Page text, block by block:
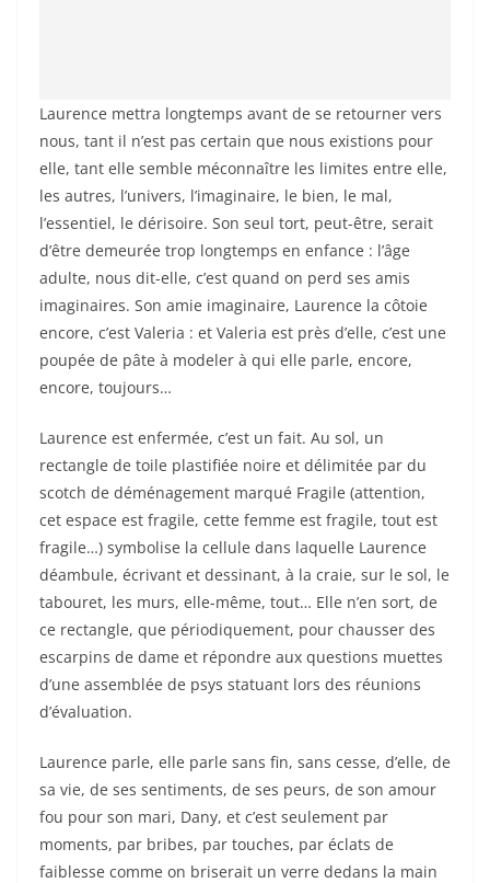
Laurence mettra longtemps avant de se retourner vers
nous, tant il n’est pas certain que nous existions pour
elle, tant elle semble méconnaître les limites entre elle,
les autres, l’univers, l’imaginaire, le bien, le mal,
l’essentiel, le dérisoire. Son seul tort, peut-être, serait
d’être demeurée trop longtemps en enfance : l’âge
adulte, nous dit-elle, c’est quand on perd ses amis
imaginaires. Son amie imaginaire, Laurence la côtoie
encore, c’est Valeria : et Valeria est près d’elle, c’est une
poupée de pâte à modeler à qui elle parle, encore,
encore, toujours…
Laurence est enfermée, c’est un fait. Au sol, un
rectangle de toile plastifiée noire et délimitée par du
scotch de déménagement marqué Fragile (attention,
cet espace est fragile, cette femme est fragile, tout est
fragile…) symbolise la cellule dans laquelle Laurence
déambule, écrivant et dessinant, à la craie, sur le sol, le
tabouret, les murs, elle-même, tout… Elle n’en sort, de
ce rectangle, que périodiquement, pour chausser des
escarpins de dame et répondre aux questions muettes
d’une assemblée de psys statuant lors des réunions
d’évaluation.
Laurence parle, elle parle sans fin, sans cesse, d’elle, de
sa vie, de ses sentiments, de ses peurs, de son amour
fou pour son mari, Dany, et c’est seulement par
moments, par bribes, par touches, par éclats de
faiblesse comme on briserait un verre dedans la main